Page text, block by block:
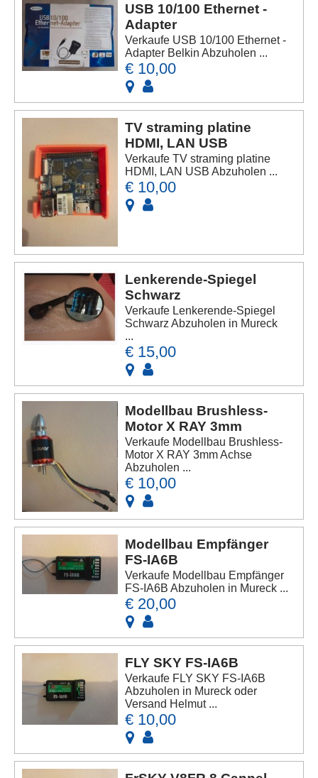
USB 10/100 Ethernet -
Adapter
Verkaufe USB 10/100 Ethernet -
Adapter Belkin Abzuholen ...
€ 10,00
TV straming platine
HDMI, LAN USB
Verkaufe TV straming platine
HDMI, LAN USB Abzuholen ...
€ 10,00
Lenkerende-Spiegel
Schwarz
Verkaufe Lenkerende-Spiegel
Schwarz Abzuholen in Mureck
...
€ 15,00
Modellbau Brushless-
Motor X RAY 3mm
Verkaufe Modellbau Brushless-
Motor X RAY 3mm Achse
Abzuholen ...
€ 10,00
Modellbau Empfänger
FS-IA6B
Verkaufe Modellbau Empfänger
FS-IA6B Abzuholen in Mureck ...
€ 20,00
FLY SKY FS-IA6B
Verkaufe FLY SKY FS-IA6B
Abzuholen in Mureck oder
Versand Helmut ...
€ 10,00